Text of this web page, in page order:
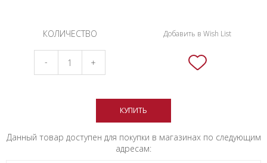
КОЛИЧЕСТВО
- +
КУПИТЬ
Добавить в Wish List
Данный товар доступен для покупки в магазинах по следующим
адресам: